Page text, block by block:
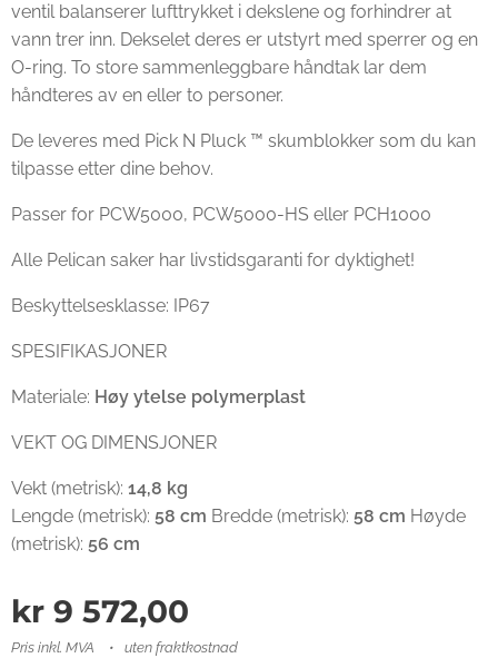
ventil balanserer lufttrykket i dekslene og forhindrer at
vann trer inn. Dekselet deres er utstyrt med sperrer og en
O-ring. To store sammenleggbare håndtak lar dem
håndteres av en eller to personer.
De leveres med Pick N Pluck ™ skumblokker som du kan
tilpasse etter dine behov.
Passer for PCW5000, PCW5000-HS eller PCH1000
Alle Pelican saker har livstidsgaranti for dyktighet!
Beskyttelsesklasse: IP67
SPESIFIKASJONER
Materiale: Høy ytelse polymerplast
VEKT OG DIMENSJONER
Vekt (metrisk): 14,8 kg
Lengde (metrisk): 58 cm Bredde (metrisk): 58 cm Høyde
(metrisk): 56 cm
kr 9 572,00
Pris inkl. MVA
uten fraktkostnad